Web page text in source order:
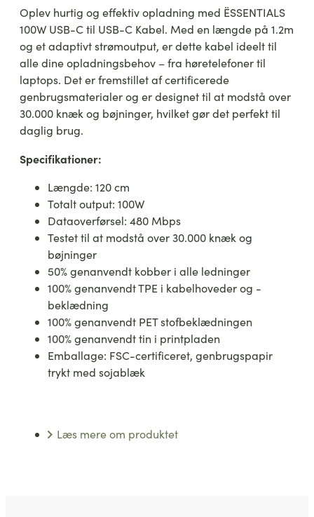
Kabel,
1.2m
(Bulk)
antal
Oplev hurtig og effektiv opladning med ËSSENTIALS
100W USB-C til USB-C Kabel. Med en længde på 1.2m
og et adaptivt strømoutput, er dette kabel ideelt til
alle dine opladningsbehov – fra høretelefoner til
laptops. Det er fremstillet af certificerede
genbrugsmaterialer og er designet til at modstå over
30.000 knæk og bøjninger, hvilket gør det perfekt til
daglig brug.
Specifikationer:
Længde: 120 cm
Totalt output: 100W
Dataoverførsel: 480 Mbps
Testet til at modstå over 30.000 knæk og
bøjninger
50% genanvendt kobber i alle ledninger
100% genanvendt TPE i kabelhoveder og -
beklædning
100% genanvendt PET stofbeklædningen
100% genanvendt tin i printpladen
Emballage: FSC-certificeret, genbrugspapir
trykt med sojablæk
Læs mere om produktet